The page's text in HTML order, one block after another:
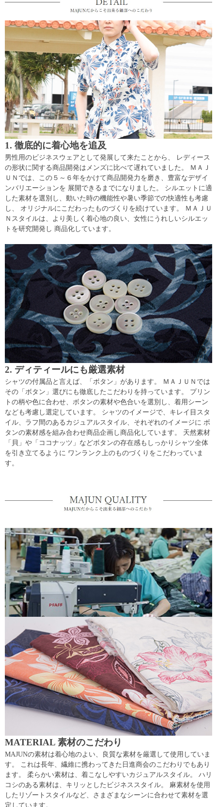
1. 徹底的に着心地を追及
男性用のビジネスウェアとして発展して来たことから、 レディース
の形状に関する商品開発はメンズに比べて遅れていました。 ＭＡＪ
ＵＮでは、この５～６年をかけて商品開発力を磨き、豊富なデザイ
ンバリエーションを 展開できるまでになりました。 シルエットに適
した素材を選別し、動いた時の機能性や暑い季節での快適性も考慮
し、 オリジナルにこだわったものづくりを続けています。 ＭＡＪＵ
Ｎスタイルは、より美しく着心地の良い、女性にうれしいシルエッ
トを研究開発し 商品化しています。
2. ディティールにも厳選素材
シャツの付属品と言えば、「ボタン」があります。 ＭＡＪＵＮでは
その「ボタン」選びにも徹底したこだわりを持っています。 プリン
トの柄や色に合わせ、ボタンの素材や色合いを選別し、着用シーン
なども考慮し選定しています。 シャツのイメージで、キレイ目スタ
イル、ラフ間のあるカジュアルスタイル、それぞれのイメージに ボ
タンの素材感を組み合わせ商品企画し商品化しています。 天然素材
「貝」や「ココナッツ」などボタンの存在感もしっかりシャツ全体
を引き立てるように ワンランク上のものづくりをこだわっていま
す。
MATERIAL 素材のこだわり
MAJUNの素材は着心地のよい、良質な素材を厳選して使用していま
す。 これは長年、繊維に携わってきた日進商会のこだわりでもあり
ます。 柔らかい素材は、着こなしやすいカジュアルスタイル。 ハリ
コシのある素材は、キリッとしたビジネススタイル。 麻素材を使用
したリゾートスタイルなど、さまざまなシーンに合わせて素材を選
定しています。